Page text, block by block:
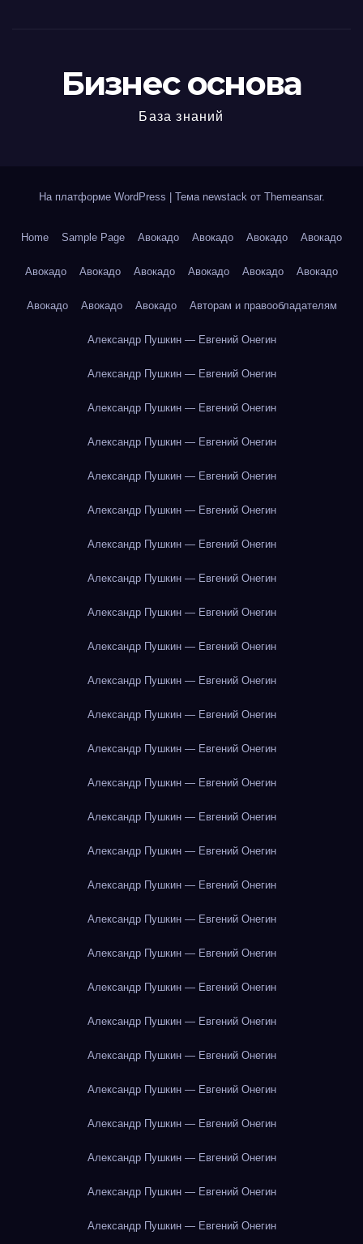
Бизнес основа
База знаний
На платформе WordPress Тема newstack от Themeansar.
Home Sample Page Авокадо Авокадо Авокадо Авокадо
Авокадо Авокадо Авокадо Авокадо Авокадо Авокадо
Авокадо Авокадо Авокадо Авторам и правообладателям
Александр Пушкин — Евгений Онегин
Александр Пушкин — Евгений Онегин
Александр Пушкин — Евгений Онегин
Александр Пушкин — Евгений Онегин
Александр Пушкин — Евгений Онегин
Александр Пушкин — Евгений Онегин
Александр Пушкин — Евгений Онегин
Александр Пушкин — Евгений Онегин
Александр Пушкин — Евгений Онегин
Александр Пушкин — Евгений Онегин
Александр Пушкин — Евгений Онегин
Александр Пушкин — Евгений Онегин
Александр Пушкин — Евгений Онегин
Александр Пушкин — Евгений Онегин
Александр Пушкин — Евгений Онегин
Александр Пушкин — Евгений Онегин
Александр Пушкин — Евгений Онегин
Александр Пушкин — Евгений Онегин
Александр Пушкин — Евгений Онегин
Александр Пушкин — Евгений Онегин
Александр Пушкин — Евгений Онегин
Александр Пушкин — Евгений Онегин
Александр Пушкин — Евгений Онегин
Александр Пушкин — Евгений Онегин
Александр Пушкин — Евгений Онегин
Александр Пушкин — Евгений Онегин
Александр Пушкин — Евгений Онегин